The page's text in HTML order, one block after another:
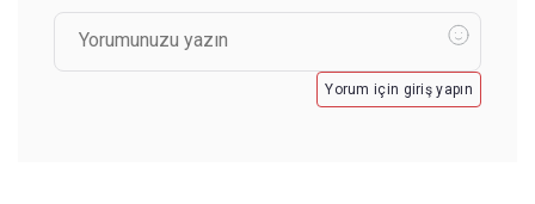
Yorum için giriş yapın